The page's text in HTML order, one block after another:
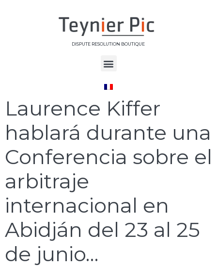
DISPUTE RESOLUTION BOUTIQUE
24 juin 2016
Laurence Kiffer
hablará durante una
Conferencia sobre el
arbitraje
internacional en
Abidján del 23 al 25
de junio…